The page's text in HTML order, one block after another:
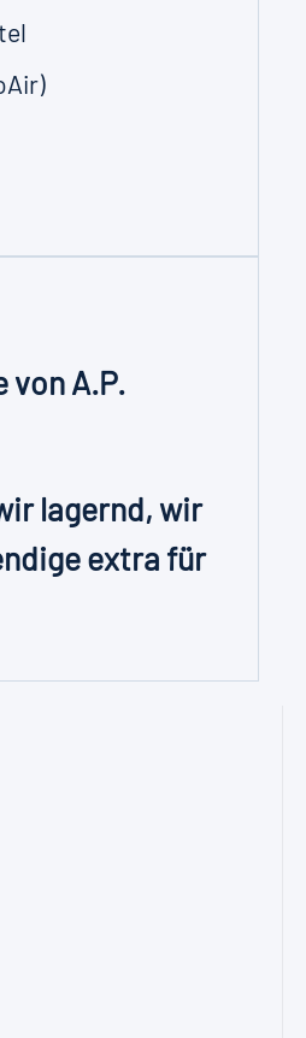
von A.P.
lagernd, wir
extra für